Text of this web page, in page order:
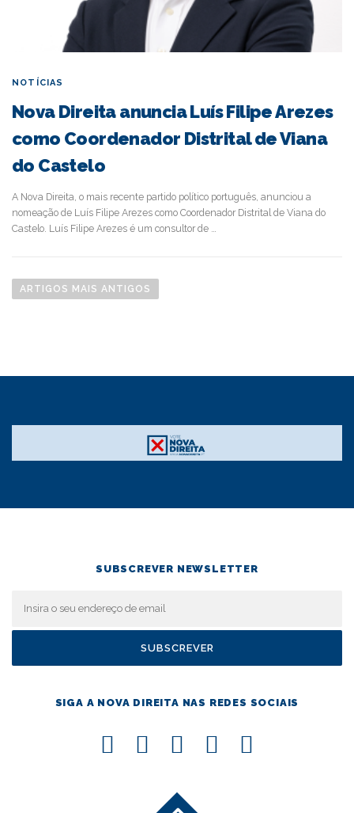
NOTÍCIAS
Nova Direita anuncia Luís Filipe Arezes
como Coordenador Distrital de Viana
do Castelo
A Nova Direita, o mais recente partido político português, anunciou a
nomeação de Luís Filipe Arezes como Coordenador Distrital de Viana do
Castelo. Luís Filipe Arezes é um consultor de …
a
o
r
ARTIGOS MAIS ANTIGOS
SUBSCREVER NEWSLETTER
SIGA A NOVA DIREITA NAS REDES SOCIAIS